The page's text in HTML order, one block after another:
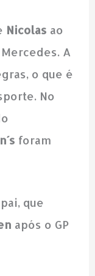
Nicolas ao
A
o que é
No
foram
que
após o GP